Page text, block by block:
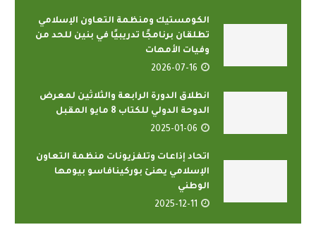
الكومستيك ومنظمة التعاون الإسلامي
تطلقان برنامجًا تدريبيًا في بنين للحد من
وفيات الأمهات
2026-07-16
انطلاق الدورة الرابعة والثلاثين لمعرض
الدوحة الدولي للكتاب 8 مايو المقبل
2025-01-06
اتحاد إذاعات وتلفزيونات منظمة التعاون
الإسلامي يهنئ بوركينافاسو بيومها
الوطني
2025-12-11